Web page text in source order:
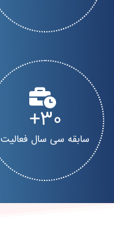
30
سابقه سی سال فعالیت